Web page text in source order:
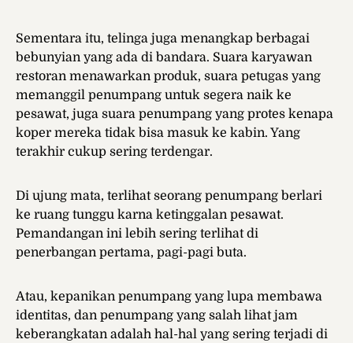
Sementara itu, telinga juga menangkap berbagai
bebunyian yang ada di bandara. Suara karyawan
restoran menawarkan produk, suara petugas yang
memanggil penumpang untuk segera naik ke
pesawat, juga suara penumpang yang protes kenapa
koper mereka tidak bisa masuk ke kabin. Yang
terakhir cukup sering terdengar.
Di ujung mata, terlihat seorang penumpang berlari
ke ruang tunggu karna ketinggalan pesawat.
Pemandangan ini lebih sering terlihat di
penerbangan pertama, pagi-pagi buta.
Atau, kepanikan penumpang yang lupa membawa
identitas, dan penumpang yang salah lihat jam
keberangkatan adalah hal-hal yang sering terjadi di